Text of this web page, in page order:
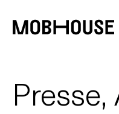
Content
Presse,